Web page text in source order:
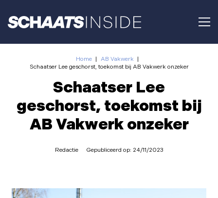
Home | AB Vakwerk |
Schaatser Lee geschorst, toekomst bij AB Vakwerk onzeker
Schaatser Lee
geschorst, toekomst bij
AB Vakwerk onzeker
Redactie Gepubliceerd op: 24/11/2023